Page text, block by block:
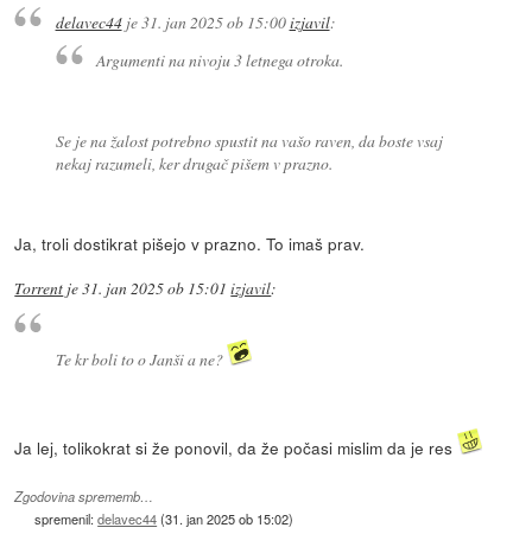
delavec44je31. jan 2025 ob 15:00izjavil:
Argumenti na nivoju 3 letnega otroka.
Se je na žalost potrebno spustit na vašo raven, da boste vsaj
nekaj razumeli, ker drugač pišem v prazno.
Ja, troli dostikrat pišejo v prazno. To imaš prav.
Torrent je31. jan 2025 ob 15:01 izjavil:
Te kr boli to o Janši a ne?
Ja lej, tolikokrat si že ponovil, da že počasi mislim da je res
Zgodovina sprememb…
spremenil:delavec44(31. jan 2025 ob 15:02)